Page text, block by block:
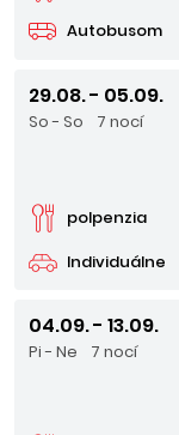
Autobusom
29.08. - 05.09.
So - So 7 nocí
Individuálne
polpenzia
04.09. - 13.09.
Pi - Ne 7 nocí